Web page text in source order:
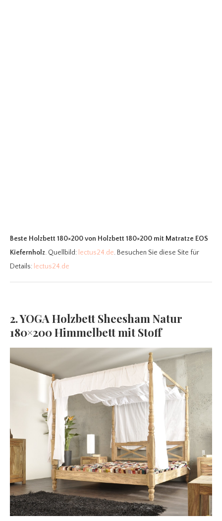
Beste Holzbett 180×200von Holzbett 180×200 mit Matratze EOS
Kiefernholz. Quellbild: lectus24.de. Besuchen Sie diese Site für
Details: lectus24.de
2. YOGA Holzbett Sheesham Natur
180×200 Himmelbett mit Stoff